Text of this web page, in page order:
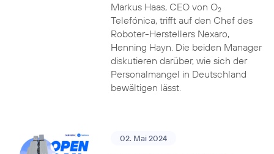
Markus Haas, CEO von O2
Telefónica, trifft auf den Chef des
Roboter-Herstellers Nexaro,
Henning Hayn. Die beiden Manager
diskutieren darüber, wie sich der
Personalmangel in Deutschland
bewältigen lässt.
02. Mai 2024